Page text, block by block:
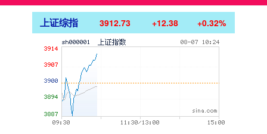
上证综指 3912.73 +12.38 +0.32%